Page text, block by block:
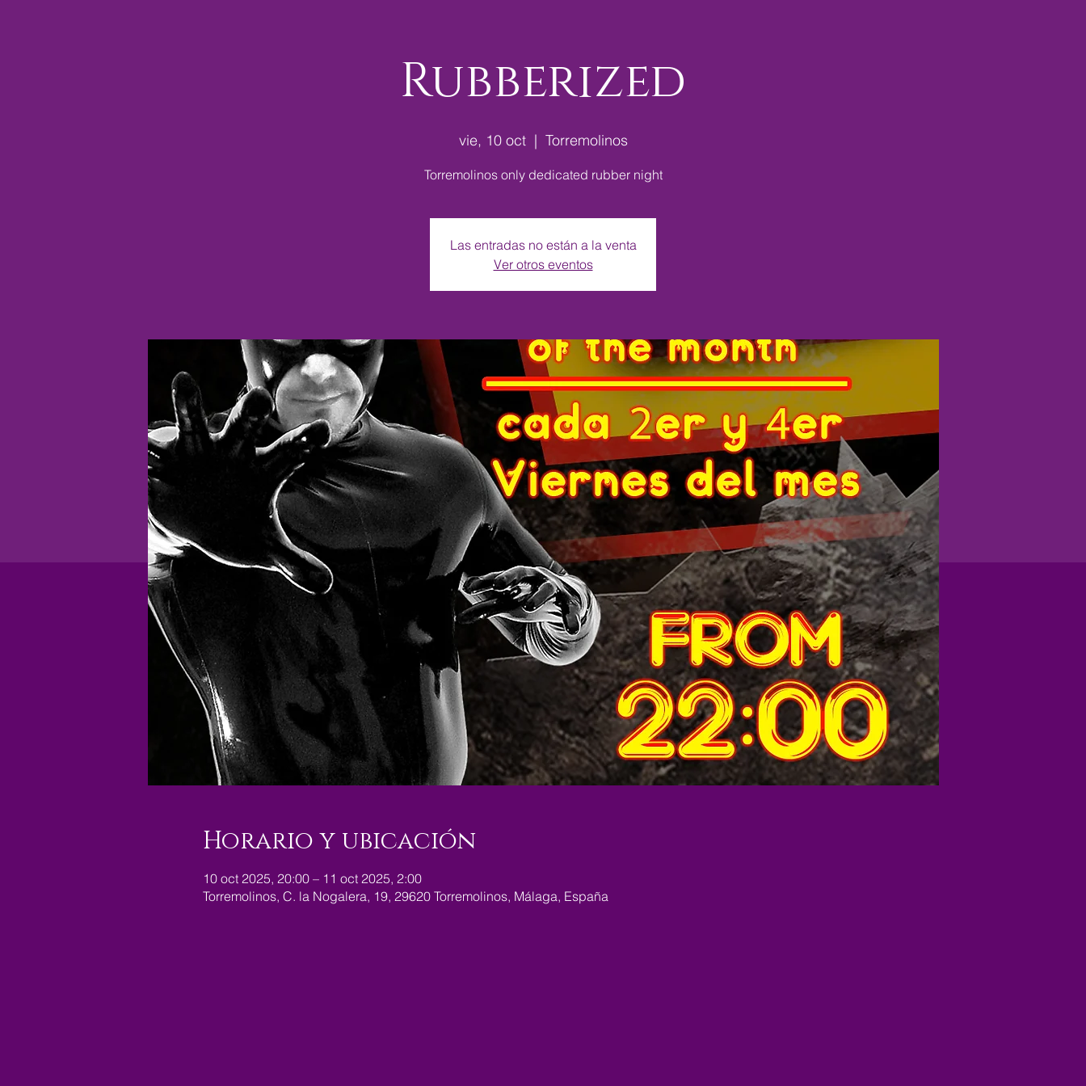
Rubberized
vie, 10 oct
  |
Torremolinos
Torremolinos only dedicated rubber night
Las entradas no están a la venta
Ver otros eventos
Horario y ubicación
10 oct 2025, 20:00 – 11 oct 2025, 2:00
Torremolinos, C. la Nogalera, 19, 29620 Torremolinos, Málaga, España